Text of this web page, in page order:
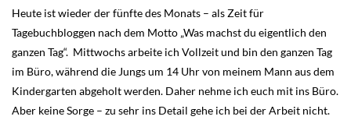
Heute ist wieder der fünfte des Monats – als Zeit für
Tagebuchbloggen nach dem Motto „Was machst du eigentlich den
ganzen Tag“. Mittwochs arbeite ich Vollzeit und bin den ganzen Tag
im Büro, während die Jungs um 14 Uhr von meinem Mann aus dem
Kindergarten abgeholt werden. Daher nehme ich euch mit ins Büro.
Aber keine Sorge – zu sehr ins Detail gehe ich bei der Arbeit nicht.